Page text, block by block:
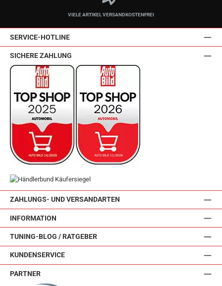
VIELE ARTIKEL VERSANDKOSTENFREI
SERVICE-HOTLINE
ZAHLUNGS- UND VERSANDARTEN
INFORMATION
TUNING-BLOG / RATGEBER
KUNDENSERVICE
SICHERE ZAHLUNG
PARTNER